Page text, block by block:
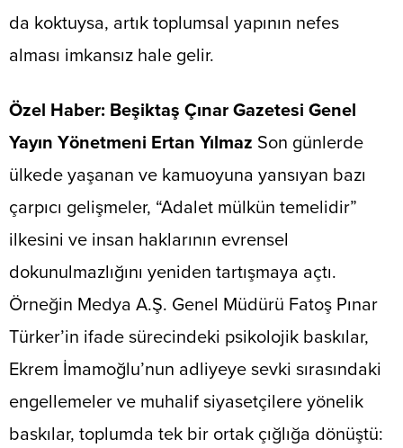
da koktuysa, artık toplumsal yapının nefes
alması imkansız hale gelir.
Özel Haber: Beşiktaş Çınar Gazetesi Genel
Yayın Yönetmeni Ertan Yılmaz Son günlerde
ülkede yaşanan ve kamuoyuna yansıyan bazı
çarpıcı gelişmeler, “Adalet mülkün temelidir”
ilkesini ve insan haklarının evrensel
dokunulmazlığını yeniden tartışmaya açtı.
Örneğin Medya A.Ş. Genel Müdürü Fatoş Pınar
Türker’in ifade sürecindeki psikolojik baskılar,
Ekrem İmamoğlu’nun adliyeye sevki sırasındaki
engellemeler ve muhalif siyasetçilere yönelik
baskılar, toplumda tek bir ortak çığlığa dönüştü: